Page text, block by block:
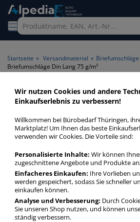
Startseite » Versandmaterial » Briefumschläge
Briefumschläge Din Lang 75 g/m²
Briefumschläge Din
g/m² >
g/m²
günstigen Preis. Finden Sie schnell
75 gm² mit unserer Filter-Funktion.
Briefumschläge Din Lang 75 g/
mehr Infos zur Kategorie
Wir nutzen Cookies und andere
Einkaufserlebnis zu verbessern!
Willkommen bei Bürobedarf Thüringen,
Marktplatz! Um Ihnen das beste
verwenden wir Cookies. Die Vorteile sind:
Personalisierte Inhalte: Wir können
zugeschnittene Angebote und Produkte
Einfacheres Einkaufen: Ihre Vorlieben
werden gespeichert, sodass Sie schneller
einkaufen können.
Analyse und Verbesserung: Durch
Sie unseren Shop nutzen, und können
ständig verbessern.